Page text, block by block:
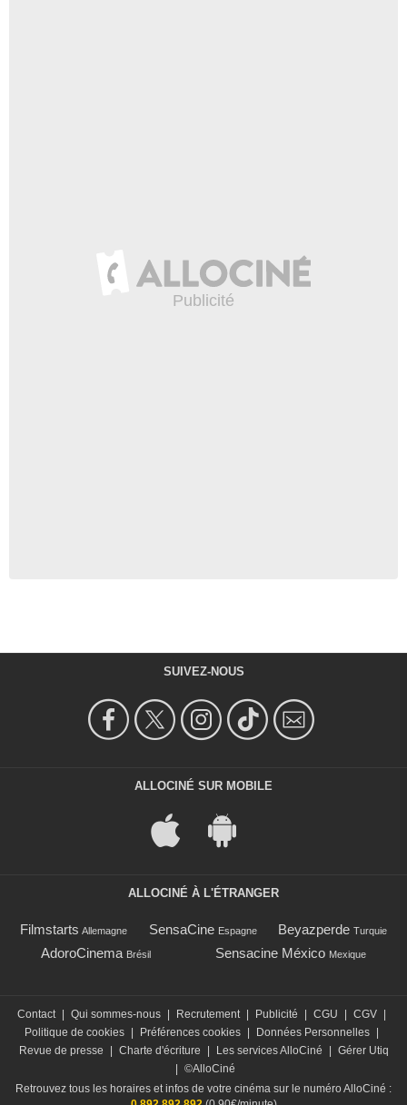
SUIVEZ-NOUS
ALLOCINÉ SUR MOBILE
ALLOCINÉ À L'ÉTRANGER
Filmstarts Allemagne SensaCine Espagne Beyazperde Turquie
AdoroCinema Brésil Sensacine México Mexique
Contact | Qui sommes-nous | Recrutement | Publicité | CGU | CGV |
Politique de cookies | Préférences cookies | Données Personnelles |
Revue de presse
| Charte d'écriture | Les services AlloCiné | Gérer Utiq
| ©AlloCiné
Retrouvez tous les horaires et infos de votre cinéma sur le numéro AlloCiné :